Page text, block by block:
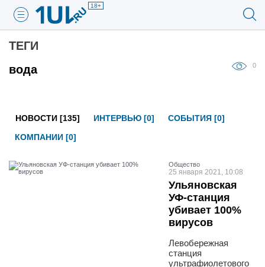
18+
ТЕГИ
вода
0
НОВОСТИ [135] ИНТЕРВЬЮ [0]
СОБЫТИЯ [0]
КОМПАНИИ [0]
Общество
25 января 2021, 10:08
Ульяновская
УФ-станция
убивает 100%
вирусов
Левобережная
станция
ультрафиолетового